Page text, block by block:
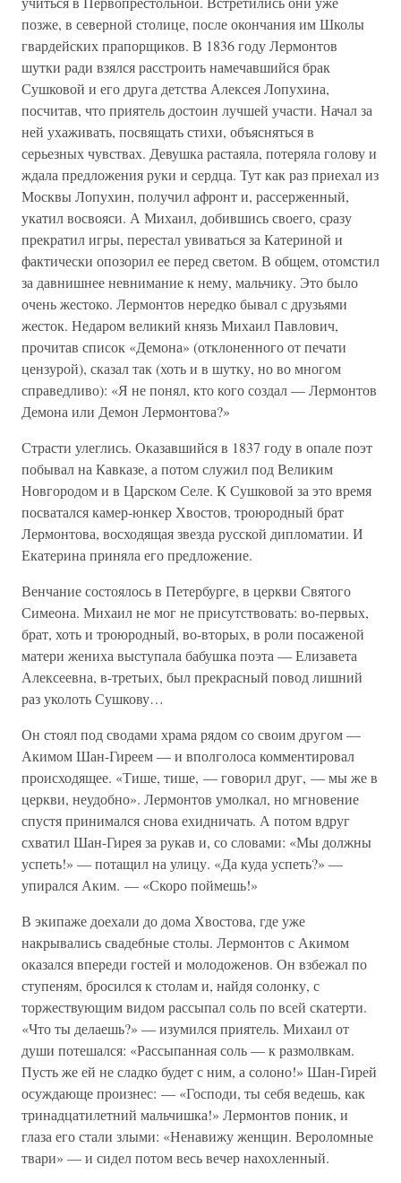
позже, в северной столице, после окончания им Школы
гвардейских прапорщиков. В 1836 году Лермонтов
шутки ради взялся расстроить намечавшийся брак
Сушковой и его друга детства Алексея Лопухина,
посчитав, что приятель достоин лучшей участи. Начал за
ней ухаживать, посвящать стихи, объясняться в
серьезных чувствах. Девушка растаяла, потеряла голову и
ждала предложения руки и сердца. Тут как раз приехал из
Москвы Лопухин, получил афронт и, рассерженный,
укатил восвояси. А Михаил, добившись своего, сразу
прекратил игры, перестал увиваться за Катериной и
фактически опозорил ее перед светом. В общем, отомстил
за давнишнее невнимание к нему, мальчику. Это было
очень жестоко. Лермонтов нередко бывал с друзьями
жесток. Недаром великий князь Михаил Павлович,
прочитав список «Демона» (отклоненного от печати
цензурой), сказал так (хоть и в шутку, но во многом
справедливо): «Я не понял, кто кого создал — Лермонтов
Демона или Демон Лермонтова?»
Страсти улеглись. Оказавшийся в 1837 году в опале поэт
побывал на Кавказе, а потом служил под Великим
Новгородом и в Царском Селе. К Сушковой за это время
посватался камер-юнкер Хвостов, троюродный брат
Лермонтова, восходящая звезда русской дипломатии. И
Екатерина приняла его предложение.
Венчание состоялось в Петербурге, в церкви Святого
Симеона. Михаил не мог не присутствовать: во-первых,
брат, хоть и троюродный, во-вторых, в роли посаженой
матери жениха выступала бабушка поэта — Елизавета
Алексеевна, в-третьих, был прекрасный повод лишний
раз уколоть Сушкову…
Он стоял под сводами храма рядом со своим другом —
Акимом Шан-Гиреем — и вполголоса комментировал
происходящее. «Тише, тише, — говорил друг, — мы же в
церкви, неудобно». Лермонтов умолкал, но мгновение
спустя принимался снова ехидничать. А потом вдруг
схватил Шан-Гирея за рукав и, со словами: «Мы должны
успеть!» — потащил на улицу. «Да куда успеть?» —
упирался Аким. — «Скоро поймешь!»
В экипаже доехали до дома Хвостова, где уже
накрывались свадебные столы. Лермонтов с Акимом
оказался впереди гостей и молодоженов. Он взбежал по
ступеням, бросился к столам и, найдя солонку, с
торжествующим видом рассыпал соль по всей скатерти.
«Что ты делаешь?» — изумился приятель. Михаил от
души потешался: «Рассыпанная соль — к размолвкам.
Пусть же ей не сладко будет с ним, а солоно!» Шан-Гирей
осуждающе произнес: — «Господи, ты себя ведешь, как
тринадцатилетний мальчишка!» Лермонтов поник, и
глаза его стали злыми: «Ненавижу женщин. Вероломные
твари» — и сидел потом весь вечер нахохленный.